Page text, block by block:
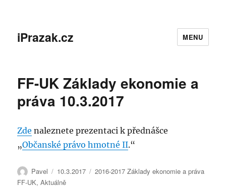
iPrazak.cz MENU
FF-UK Základy ekonomie a
práva 10.3.2017
Zde naleznete prezentaci k přednášce
„Občanské právo hmotné II.“
Autor:
Pavel Publikováno:
10.3.2017 Rubriky:
2016-2017 Základy ekonomie a práva
FF-UK,Aktuálně